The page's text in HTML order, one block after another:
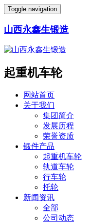
Toggle navigation
山西永鑫生锻造
起重机车轮
网站首页
关于我们
集团简介
发展历程
荣誉资质
锻件产品
起重机车轮
轨道车轮
行车轮
托轮
新闻资讯
全部
公司动态